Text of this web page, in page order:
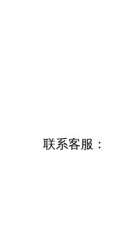
联系客服：